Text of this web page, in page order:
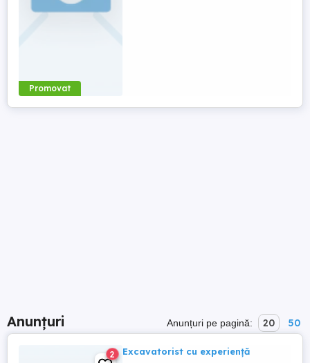
Promovat
Anunțuri Anunțuri pe pagină: 20 50
2 Excavatorist cu experiență